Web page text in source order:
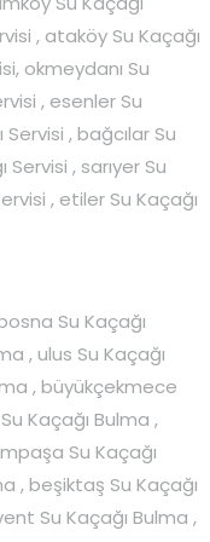
, ataköy Su Kaçağı
okmeydanı Su
, esenler Su
, bağcılar Su
, sarıyer Su
, etiler Su Kaçağı
Su Kaçağı
, ulus Su Kaçağı
, büyükçekmece
Kaçağı Bulma ,
Su Kaçağı
, beşiktaş Su Kaçağı
Su Kaçağı Bulma ,